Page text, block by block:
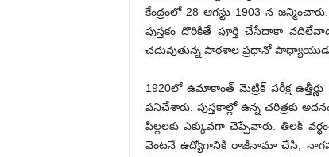
కేంద్రంలో 28 ఆగస్టు 1903 న
పుస్తకం దొరికితే పూర్తి చేసేదాకా
చదువుతున్న పాఠశాల ప్రధానో
1920లో ఉమాకాంత్‌ మెట్రిక్‌ పరీక్ష
పనిచేశారు. పుస్తకాల్లో ఉన్న చరిత్రకు
పిల్లలకు ఎక్కువగా చెప్పేవారు. తిలక్‌
వెంటనే ఉద్యోగానికి రాజీనామా చేసి,